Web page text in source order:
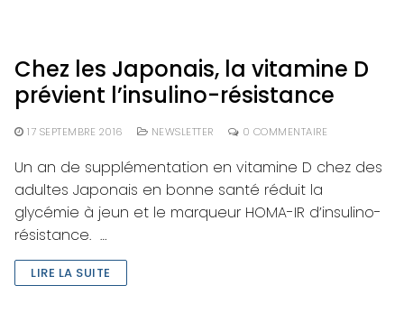
Chez les Japonais, la vitamine D
prévient l’insulino-résistance
17 SEPTEMBRE 2016 NEWSLETTER 0 COMMENTAIRE
Un an de supplémentation en vitamine D chez des
adultes Japonais en bonne santé réduit la
glycémie à jeun et le marqueur HOMA-IR d’insulino-
résistance. …
LIRE LA SUITE